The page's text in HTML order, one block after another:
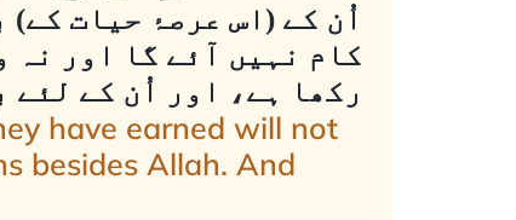
اُن کے (اس عرصۂ حیات
کام نہیں آئے گا اور نہ
رکھا ہے، اور اُن کے لئے
have earned will not
besides Allah. And